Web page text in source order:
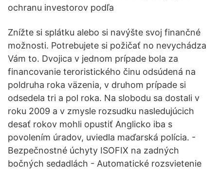
ochranu investorov podľa
Znížte si splátku alebo si navýšte svoj finančné
možnosti. Potrebujete si požičať no nevychádza
Vám to. Dvojica v jednom prípade bola za
financovanie teroristického činu odsúdená na
poldruha roka väzenia, v druhom prípade si
odsedela tri a pol roka. Na slobodu sa dostali v
roku 2009 a v zmysle rozsudku nasledujúcich
desať rokov mohli opustiť Anglicko iba s
povolením úradov, uviedla maďarská polícia. -
Bezpečnostné úchyty ISOFIX na zadných
bočných sedadlách - Automatické rozsvietenie